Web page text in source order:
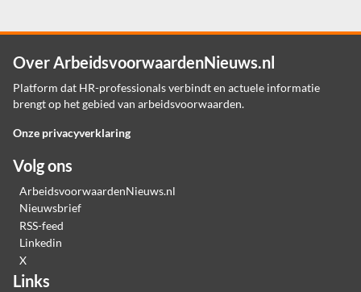
Over ArbeidsvoorwaardenNieuws.nl
Platform dat HR-professionals verbindt en actuele informatie
brengt op het gebied van arbeidsvoorwaarden.
Onze privacyverklaring
Volg ons
ArbeidsvoorwaardenNieuws.nl
Nieuwsbrief
RSS-feed
Linkedin
X
Links